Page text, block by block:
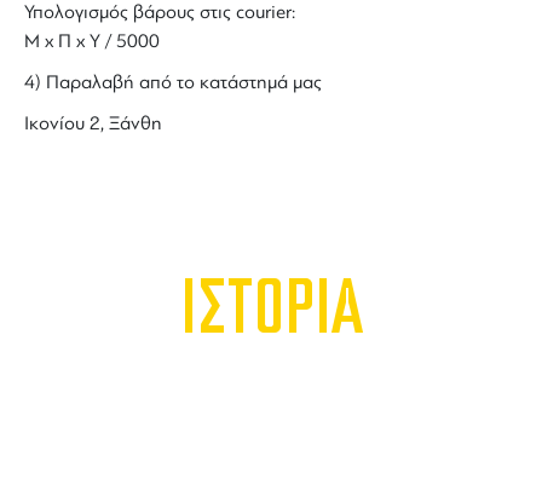
Υπολογισμός βάρους στις courier:
Μ x Π x Y / 5000
4) Παραλαβή από το κατάστημά μας
Ικονίου 2, Ξάνθη
ΙΣΤΟΡΙΑ